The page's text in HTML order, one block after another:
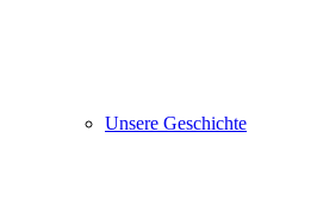
Unsere Geschichte